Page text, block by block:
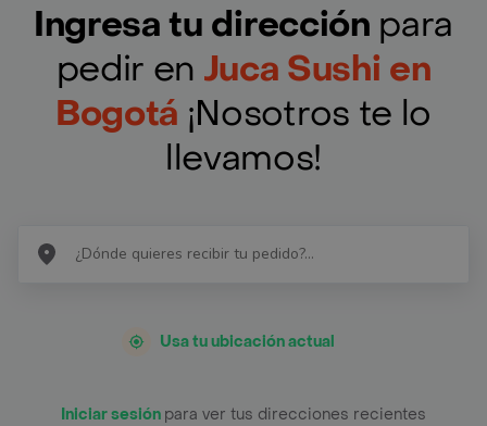
Ingresa tu dirección para
pedir en Juca Sushi en
Bogotá ¡Nosotros te lo
llevamos!
Usa tu ubicación actual
Iniciar sesión para ver tus direcciones recientes